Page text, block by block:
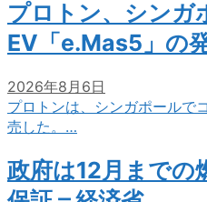
プロトン、シンガ
EV「e.Mas5」の
2026年8月6日
プロトンは、シンガポールで
売した。…
政府は12月までの